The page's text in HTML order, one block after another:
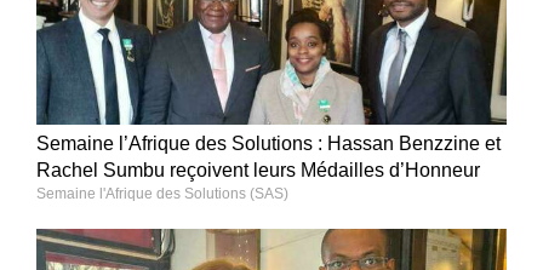
Semaine l’Afrique des Solutions : Hassan Benzzine et
Rachel Sumbu reçoivent leurs Médailles d’Honneur
Semaine l'Afrique des Solutions (SAS)